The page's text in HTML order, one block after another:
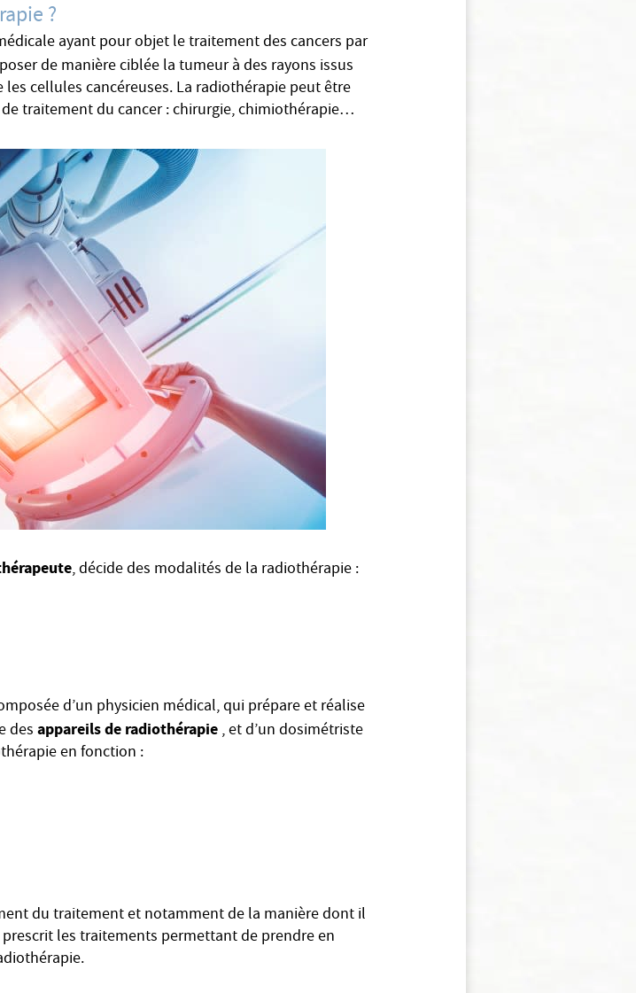
?
ayant pour objet le traitement des cancers par
de manière ciblée la tumeur à des rayons issus
cellules cancéreuses. La radiothérapie peut être
traitement du cancer : chirurgie, chimiothérapie…
, décide des modalités de la radiothérapie :
d’un physicien médical, qui prépare et réalise
des appareils de radiothérapie , et d’un dosimétriste
en fonction :
du traitement et notamment de la manière dont il
les traitements permettant de prendre en